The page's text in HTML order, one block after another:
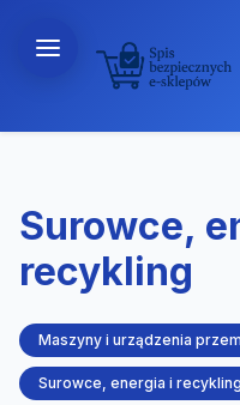
Surowce,
recykling
Maszyny i urządzenia
Surowce, energia i recykling